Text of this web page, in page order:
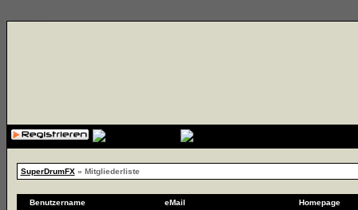
SuperDrumFX» Mitgliederliste
Benutzername eMail Homepage